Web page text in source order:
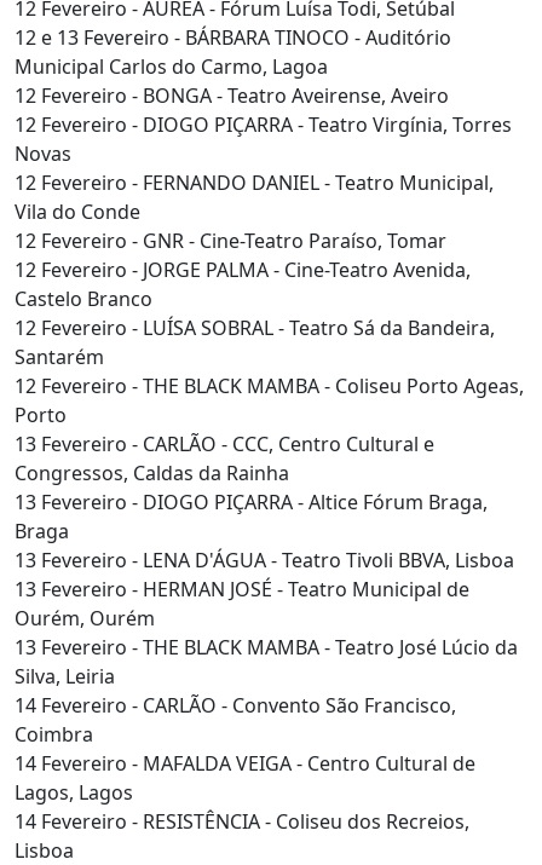
12 Fevereiro - AUREA - Fórum Luísa Todi, Setúbal
12 e 13 Fevereiro - BÁRBARA TINOCO - Auditório
Municipal Carlos do Carmo, Lagoa
12 Fevereiro - BONGA - Teatro Aveirense, Aveiro
12 Fevereiro - DIOGO PIÇARRA - Teatro Virgínia, Torres
Novas
12 Fevereiro - FERNANDO DANIEL - Teatro Municipal,
Vila do Conde
12 Fevereiro - GNR - Cine-Teatro Paraíso, Tomar
12 Fevereiro - JORGE PALMA - Cine-Teatro Avenida,
Castelo Branco
12 Fevereiro - LUÍSA SOBRAL - Teatro Sá da Bandeira,
Santarém
12 Fevereiro - THE BLACK MAMBA - Coliseu Porto Ageas,
Porto
13 Fevereiro - CARLÃO - CCC, Centro Cultural e
Congressos, Caldas da Rainha
13 Fevereiro - DIOGO PIÇARRA - Altice Fórum Braga,
Braga
13 Fevereiro - LENA D'ÁGUA - Teatro Tivoli BBVA, Lisboa
13 Fevereiro - HERMAN JOSÉ - Teatro Municipal de
Ourém, Ourém
13 Fevereiro - THE BLACK MAMBA - Teatro José Lúcio da
Silva, Leiria
14 Fevereiro - CARLÃO - Convento São Francisco,
Coimbra
14 Fevereiro - MAFALDA VEIGA - Centro Cultural de
Lagos, Lagos
14 Fevereiro - RESISTÊNCIA - Coliseu dos Recreios,
Lisboa